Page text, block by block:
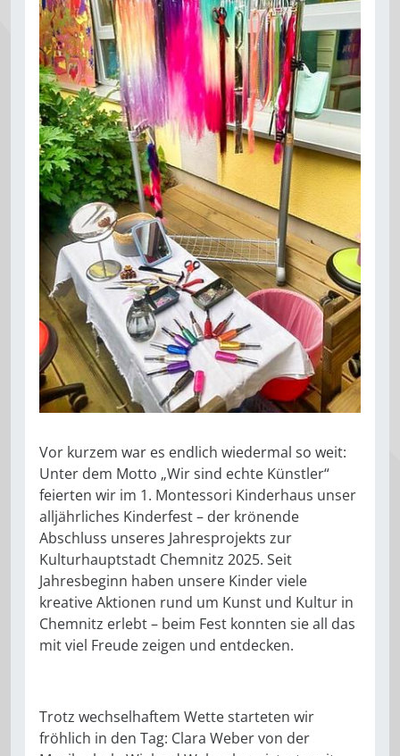
Vor kurzem war es endlich wiedermal so weit:
Unter dem Motto „Wir sind echte Künstler“
feierten wir im 1. Montessori Kinderhaus unser
alljährliches Kinderfest – der krönende
Abschluss unseres Jahresprojekts zur
Kulturhauptstadt Chemnitz 2025. Seit
Jahresbeginn haben unsere Kinder viele
kreative Aktionen rund um Kunst und Kultur in
Chemnitz erlebt – beim Fest konnten sie all das
mit viel Freude zeigen und entdecken.
Trotz wechselhaftem Wette starteten wir
fröhlich in den Tag: Clara Weber von der